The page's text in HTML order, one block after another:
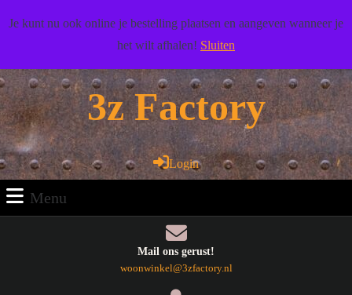
naar
Wij wensen u veel woonplezier toe!
Facebook
PinterestRSS Twitter
3z Factory
LoginLogin
Menu
Mail ons gerust!
woonwinkel@3zfactory.nlE-
Je kunt nu ook online je bestelling plaatsen en aangeven wanneer je
het wilt afhalen! Sluiten